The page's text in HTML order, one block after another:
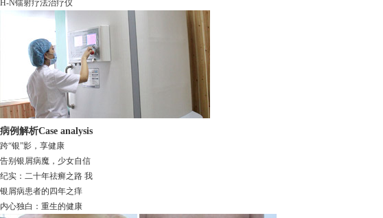
H-N镭射疗法治疗仪
病例解析Case analysis
跨“银”影，享健康
告别银屑病魔，少女自信
纪实：二十年祛癣之路 我
银屑病患者的四年之痒
内心独白：重生的健康